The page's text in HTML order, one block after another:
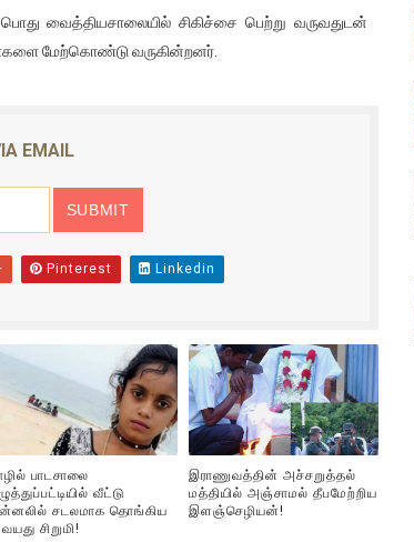
அழிப்பிற்கு நீதி கேட்டு நடைபெற்ற கவனயீர்ப்புப்
காலெக்ஷன் செய்த திரைப்படம் ! எங்கு தெரியுமா?
வைத்தியசாலையில் சிகிச்சை பெற்று வருவதுடன்
மேற்கொண்டு வருகின்றனர்.
EMAIL
Pinterest Linkedin
பாடசாலை
வீட்டு
சடலமாக தொங்கிய
சிறுமி!
இராணுவத்தின் அச்சறுத்தல்
மத்தியில் அஞ்சாமல் தீபமேற்றிய
இளஞ்செழியன்!